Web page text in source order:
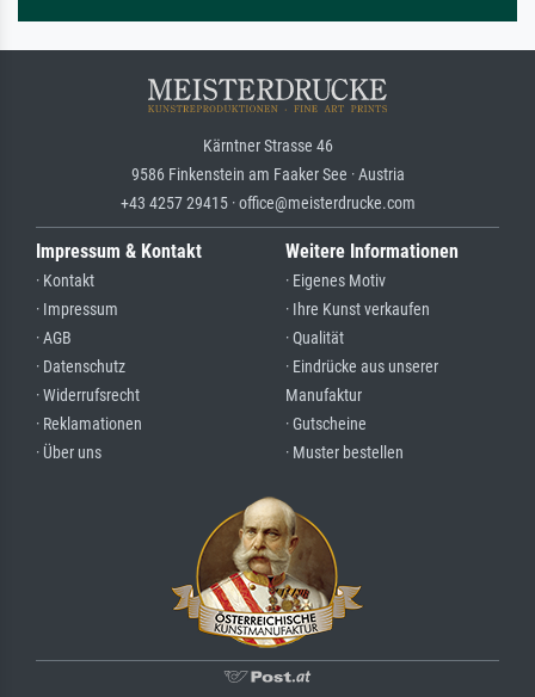
Kärntner Strasse 46
9586 Finkenstein am Faaker See · Austria
+43 4257 29415 · office@meisterdrucke.com
Impressum & Kontakt
· Kontakt
· Impressum
· AGB
· Datenschutz
· Widerrufsrecht
· Reklamationen
· Über uns
Weitere Informationen
· Eigenes Motiv
· Ihre Kunst verkaufen
· Qualität
· Eindrücke aus unserer
Manufaktur
· Gutscheine
· Muster bestellen